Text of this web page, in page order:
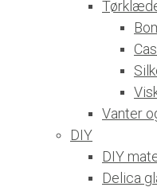
Vanter
DIY
DIY
Delica